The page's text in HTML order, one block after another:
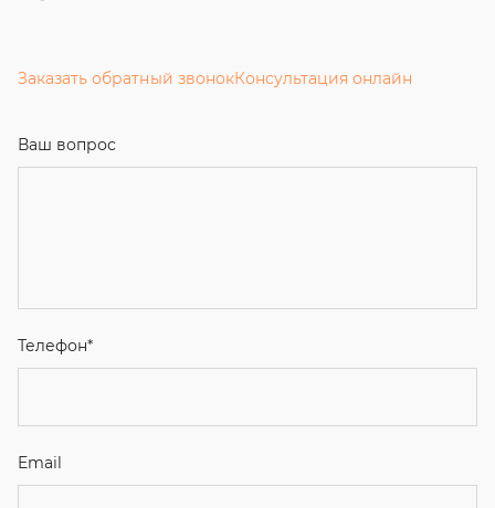
Заказать обратный звонокКонсультация онлайн
Ваш вопрос